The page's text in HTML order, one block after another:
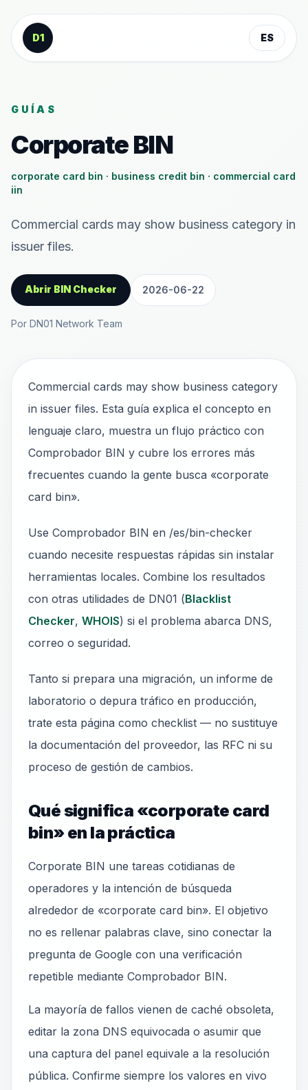
Saltar al contenido
D1
ES
GUÍAS
Corporate BIN
corporate card bin · business credit bin · commercial card
iin
Commercial cards may show business category in
issuer files.
Abrir BIN Checker 2026-06-22
Por DN01 Network Team
Commercial cards may show business category
in issuer files. Esta guía explica el concepto en
lenguaje claro, muestra un flujo práctico con
Comprobador BIN y cubre los errores más
frecuentes cuando la gente busca «corporate
card bin».
Use Comprobador BIN en /es/bin-checker
cuando necesite respuestas rápidas sin instalar
herramientas locales. Combine los resultados
con otras utilidades de DN01 (Blacklist
Checker, WHOIS) si el problema abarca DNS,
correo o seguridad.
Tanto si prepara una migración, un informe de
laboratorio o depura tráfico en producción,
trate esta página como checklist — no sustituye
la documentación del proveedor, las RFC ni su
proceso de gestión de cambios.
Qué significa «corporate card
bin» en la práctica
Corporate BIN une tareas cotidianas de
operadores y la intención de búsqueda
alrededor de «corporate card bin». El objetivo
no es rellenar palabras clave, sino conectar la
pregunta de Google con una verificación
repetible mediante Comprobador BIN.
La mayoría de fallos vienen de caché obsoleta,
editar la zona DNS equivocada o asumir que
una captura del panel equivale a la resolución
pública. Confirme siempre los valores en vivo